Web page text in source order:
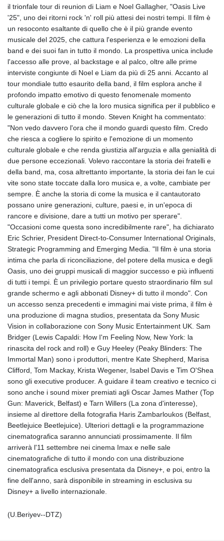
il trionfale tour di reunion di Liam e Noel Gallagher, "Oasis Live
'25", uno dei ritorni rock 'n' roll più attesi dei nostri tempi. Il film è
un resoconto esaltante di quello che è il più grande evento
musicale del 2025, che cattura l'esperienza e le emozioni della
band e dei suoi fan in tutto il mondo. La prospettiva unica include
l'accesso alle prove, al backstage e al palco, oltre alle prime
interviste congiunte di Noel e Liam da più di 25 anni. Accanto al
tour mondiale tutto esaurito della band, il film esplora anche il
profondo impatto emotivo di questo fenomenale momento
culturale globale e ciò che la loro musica significa per il pubblico e
le generazioni di tutto il mondo. Steven Knight ha commentato:
"Non vedo davvero l'ora che il mondo guardi questo film. Credo
che riesca a cogliere lo spirito e l'emozione di un momento
culturale globale e che renda giustizia all'arguzia e alla genialità di
due persone eccezionali. Volevo raccontare la storia dei fratelli e
della band, ma, cosa altrettanto importante, la storia dei fan le cui
vite sono state toccate dalla loro musica e, a volte, cambiate per
sempre. È anche la storia di come la musica e il cantautorato
possano unire generazioni, culture, paesi e, in un'epoca di
rancore e divisione, dare a tutti un motivo per sperare".
"Occasioni come questa sono incredibilmente rare", ha dichiarato
Eric Schrier, President Direct-to-Consumer International Originals,
Strategic Programming and Emerging Media. "Il film è una storia
intima che parla di riconciliazione, del potere della musica e degli
Oasis, uno dei gruppi musicali di maggior successo e più influenti
di tutti i tempi. È un privilegio portare questo straordinario film sul
grande schermo e agli abbonati Disney+ di tutto il mondo". Con
un accesso senza precedenti e immagini mai viste prima, il film è
una produzione di magna studios, presentata da Sony Music
Vision in collaborazione con Sony Music Entertainment UK. Sam
Bridger (Lewis Capaldi: How I'm Feeling Now, New York: la
rinascita del rock and roll) e Guy Heeley (Peaky Blinders: The
Immortal Man) sono i produttori, mentre Kate Shepherd, Marisa
Clifford, Tom Mackay, Krista Wegener, Isabel Davis e Tim O'Shea
sono gli executive producer. A guidare il team creativo e tecnico ci
sono anche i sound mixer premiati agli Oscar James Mather (Top
Gun: Maverick, Belfast) e Tarn Willers (La zona d'interesse),
insieme al direttore della fotografia Haris Zambarloukos (Belfast,
Beetlejuice Beetlejuice). Ulteriori dettagli e la programmazione
cinematografica saranno annunciati prossimamente. Il film
arriverà l'11 settembre nei cinema Imax e nelle sale
cinematografiche di tutto il mondo con una distribuzione
cinematografica esclusiva presentata da Disney+, e poi, entro la
fine dell'anno, sarà disponibile in streaming in esclusiva su
Disney+ a livello internazionale.
(U.Beriyev--DTZ)